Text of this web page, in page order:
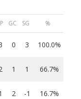
GC SG %
0 3 100.0%
1 1 66.7%
2 -1 16.7%